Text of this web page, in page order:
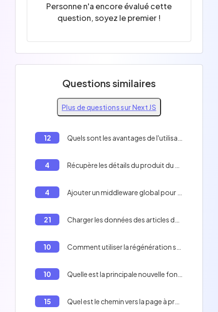
Personne n'a encore évalué cette
question, soyez le premier !
Questions similaires
Plus de questions sur Next JS
12
4
4
21
10
10
15